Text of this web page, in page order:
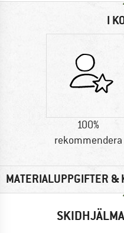
I
100%
rekommendera
MATERIALUPPGIFTER &